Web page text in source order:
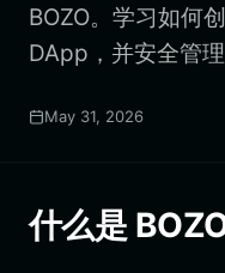
Español (Argentina)
BOZO。学习如何
DApp，并安全管
May 31, 2026
什么是